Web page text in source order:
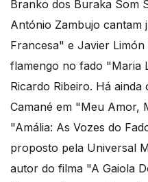
Branko dos Buraka Som
António Zambujo cantam
Francesa" e Javier
flamengo no fado "Maria
Ricardo Ribeiro. Há
Camané em "Meu Amor,
"Amália: As Vozes do
proposto pela Universal
autor do filma "A Gaiola